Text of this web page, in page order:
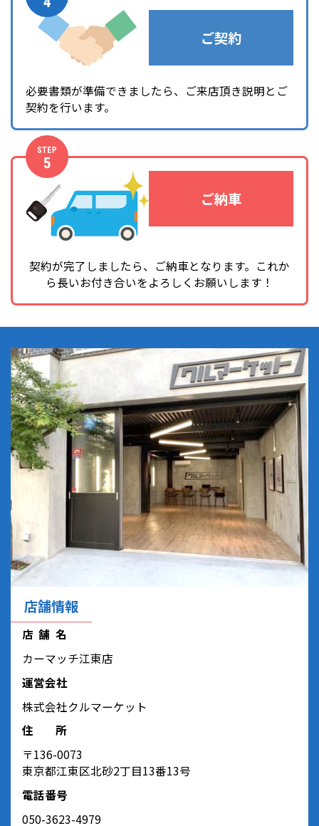
ご契約
必要書類が準備できましたら、ご来店頂き説明とご
契約を行います。
ご納車
契約が完了しましたら、ご納車となります。 これか
ら長いお付き合いをよろしくお願いします！
店舗情報
店舗名
カーマッチ江東店
運営会社
株式会社クルマーケット
住所
〒136-0073
東京都江東区北砂2丁目13番13号
電話番号
050-3623-4979